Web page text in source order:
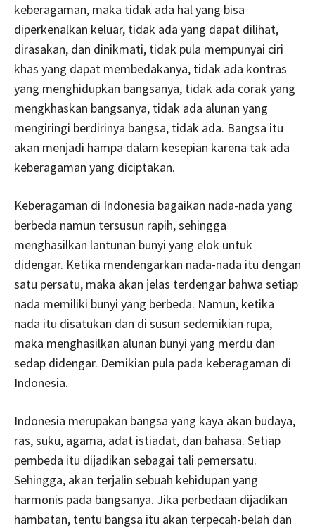
keberagaman, maka tidak ada hal yang bisa
diperkenalkan keluar, tidak ada yang dapat dilihat,
dirasakan, dan dinikmati, tidak pula mempunyai ciri
khas yang dapat membedakanya, tidak ada kontras
yang menghidupkan bangsanya, tidak ada corak yang
mengkhaskan bangsanya, tidak ada alunan yang
mengiringi berdirinya bangsa, tidak ada. Bangsa itu
akan menjadi hampa dalam kesepian karena tak ada
keberagaman yang diciptakan.
Keberagaman di Indonesia bagaikan nada-nada yang
berbeda namun tersusun rapih, sehingga
menghasilkan lantunan bunyi yang elok untuk
didengar. Ketika mendengarkan nada-nada itu dengan
satu persatu, maka akan jelas terdengar bahwa setiap
nada memiliki bunyi yang berbeda. Namun, ketika
nada itu disatukan dan di susun sedemikian rupa,
maka menghasilkan alunan bunyi yang merdu dan
sedap didengar. Demikian pula pada keberagaman di
Indonesia.
Indonesia merupakan bangsa yang kaya akan budaya,
ras, suku, agama, adat istiadat, dan bahasa. Setiap
pembeda itu dijadikan sebagai tali pemersatu.
Sehingga, akan terjalin sebuah kehidupan yang
harmonis pada bangsanya. Jika perbedaan dijadikan
hambatan, tentu bangsa itu akan terpecah-belah dan